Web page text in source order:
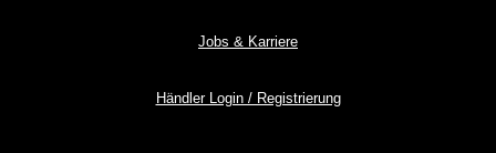
Jobs & Karriere
Händler Login / Registrierung